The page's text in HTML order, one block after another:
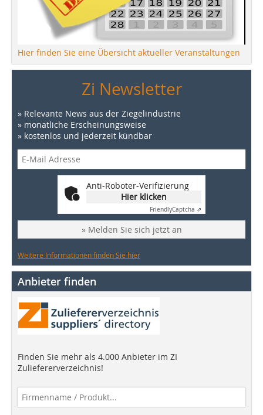
Hier finden Sie eine Übersicht aktueller Veranstaltungen
Zi Newsletter
» Relevante News aus der Ziegelindustrie
» monatliche Erscheinungsweise
» kostenlos und jederzeit kündbar
Anti-Roboter-Verifizierung
Hier klicken
FriendlyCaptcha ⇗
» Melden Sie sich jetzt an
Weitere Informationen finden Sie hier
Anbieter finden
Finden Sie mehr als 4.000 Anbieter im ZI
Zuliefererverzeichnis!